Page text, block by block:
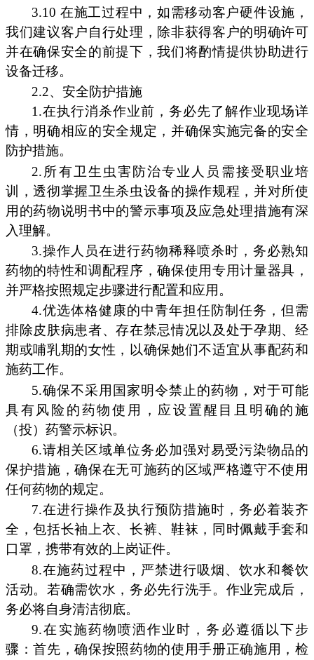
3.10 在施工过程中，如需移动客户硬件设施，
我们建议客户自行处理，除非获得客户的明确许可
并在确保安全的前提下，我们将酌情提供协助进行
设备迁移。
2.2、安全防护措施
1.在执行消杀作业前，务必先了解作业现场详
情，明确相应的安全规定，并确保实施完备的安全
防护措施。
2.所有卫生虫害防治专业人员需接受职业培
训，透彻掌握卫生杀虫设备的操作规程，并对所使
用的药物说明书中的警示事项及应急处理措施有深
入理解。
3.操作人员在进行药物稀释喷杀时，务必熟知
药物的特性和调配程序，确保使用专用计量器具，
并严格按照规定步骤进行配置和应用。
4.优选体格健康的中青年担任防制任务，但需
排除皮肤病患者、存在禁忌情况以及处于孕期、经
期或哺乳期的女性，以确保她们不适宜从事配药和
施药工作。
5.确保不采用国家明令禁止的药物，对于可能
具有风险的药物使用，应设置醒目且明确的施
（投）药警示标识。
6.请相关区域单位务必加强对易受污染物品的
保护措施，确保在无可施药的区域严格遵守不使用
任何药物的规定。
7.在进行操作及执行预防措施时，务必着装齐
全，包括长袖上衣、长裤、鞋袜，同时佩戴手套和
口罩，携带有效的上岗证件。
8.在施药过程中，严禁进行吸烟、饮水和餐饮
活动。若确需饮水，务必先行洗手。作业完成后，
务必将自身清洁彻底。
9.在实施药物喷洒作业时，务必遵循以下步
骤：首先，确保按照药物的使用手册正确施用，检